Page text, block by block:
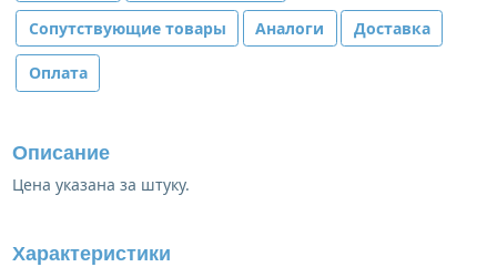
Сопутствующие товары Аналоги Доставка
Оплата
Описание
Цена указана за штуку.
Характеристики